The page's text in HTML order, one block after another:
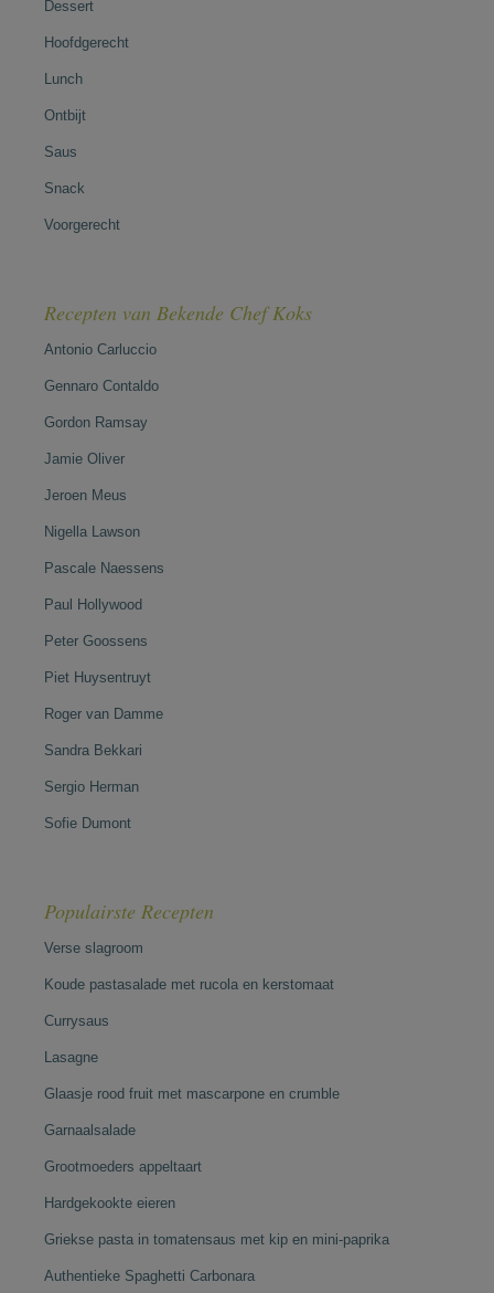
Dessert
Hoofdgerecht
Lunch
Ontbijt
Saus
Snack
Voorgerecht
Recepten van Bekende Chef Koks
Antonio Carluccio
Gennaro Contaldo
Gordon Ramsay
Jamie Oliver
Jeroen Meus
Nigella Lawson
Pascale Naessens
Paul Hollywood
Peter Goossens
Piet Huysentruyt
Roger van Damme
Sandra Bekkari
Sergio Herman
Sofie Dumont
Populairste Recepten
Verse slagroom
Koude pastasalade met rucola en kerstomaat
Currysaus
Lasagne
Glaasje rood fruit met mascarpone en crumble
Garnaalsalade
Grootmoeders appeltaart
Hardgekookte eieren
Griekse pasta in tomatensaus met kip en mini-paprika
Authentieke Spaghetti Carbonara